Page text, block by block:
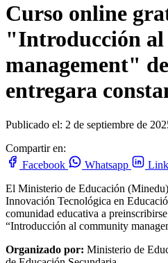
Curso online
"Introducción
management"
entregara
Publicado el: 2 de septiembre de
Compartir en:
Facebook
Whatsapp
El Ministerio de Educación
Innovación Tecnológica en
comunidad educativa a
“Introducción al community
Organizado por: Ministerio de